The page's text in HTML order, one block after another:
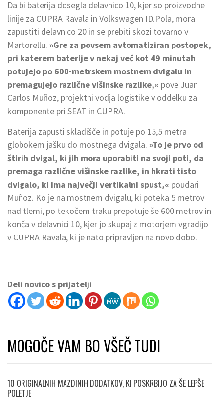
Da bi baterija dosegla delavnico 10, kjer so proizvodne
linije za CUPRA Ravala in Volkswagen ID.Pola, mora
zapustiti delavnico 20 in se prebiti skozi tovarno v
Martorellu. »Gre za povsem avtomatiziran postopek,
pri katerem baterije v nekaj več kot 49 minutah
potujejo po 600-metrskem mostnem dvigalu in
premagujejo različne višinske razlike,« pove Juan
Carlos Muñoz, projektni vodja logistike v oddelku za
komponente pri SEAT in CUPRA.
Baterija zapusti skladišče in potuje po 15,5 metra
globokem jašku do mostnega dvigala. »To je prvo od
štirih dvigal, ki jih mora uporabiti na svoji poti, da
premaga različne višinske razlike, in hkrati tisto
dvigalo, ki ima največji vertikalni spust,« poudari
Muñoz. Ko je na mostnem dvigalu, ki poteka 5 metrov
nad tlemi, po tekočem traku prepotuje še 600 metrov in
konča v delavnici 10, kjer jo skupaj z motorjem vgradijo
v CUPRA Ravala, ki je nato pripravljen na novo dobo.
Deli novico s prijatelji
MOGOČE VAM BO VŠEČ TUDI
10 ORIGINALNIH MAZDINIH DODATKOV, KI POSKRBIJO ZA ŠE LEPŠE
POLETJE